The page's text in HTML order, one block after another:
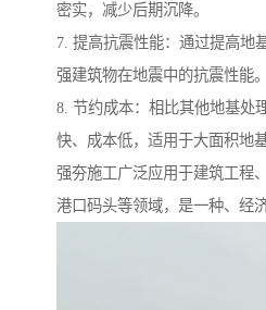
密实，减少后期沉降。
7. 提高抗震性能：通过提高地
强建筑物在地震中的抗震性能。
8. 节约成本：相比其他地基处
快、成本低，适用于大面积地基
强夯施工广泛应用于建筑工程
港口码头等领域，是一种、经